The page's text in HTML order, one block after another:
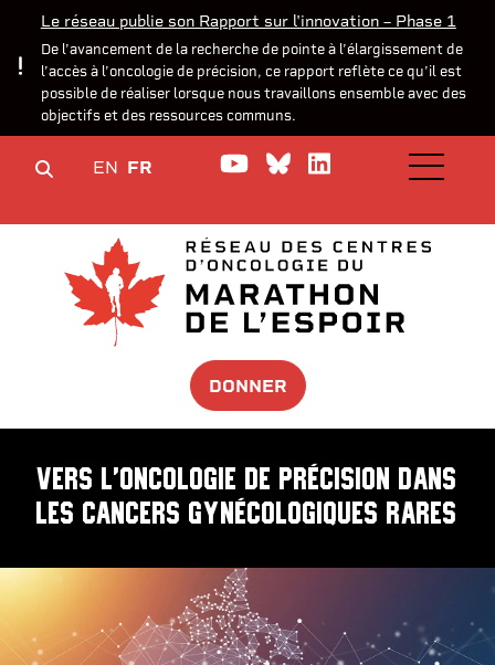
Le réseau publie son Rapport sur l'innovation – Phase 1
De l’avancement de la recherche de pointe à l’élargissement de
l’accès à l’oncologie de précision, ce rapport reflète ce qu’il est
possible de réaliser lorsque nous travaillons ensemble avec des
objectifs et des ressources communs.
EN FR Watch us on YouTube
Join theJoin us onOPEN
DONNER
Vers l'oncologie de précision dans
les cancers gynécologiques rares